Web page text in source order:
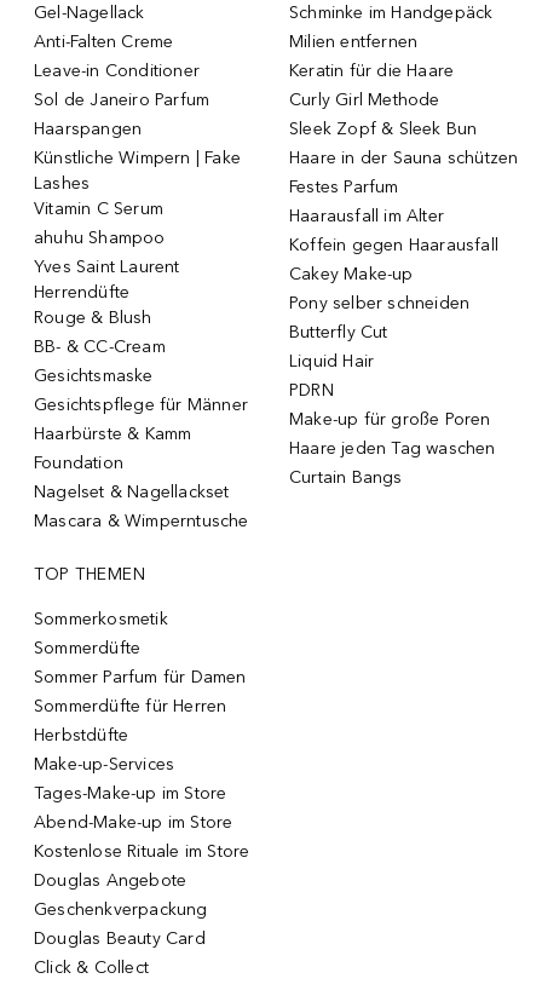
Gel-Nagellack
Anti-Falten Creme
Leave-in Conditioner
Sol de Janeiro Parfum
Haarspangen
Künstliche Wimpern | Fake
Lashes
Vitamin C Serum
ahuhu Shampoo
Yves Saint Laurent
Herrendüfte
Rouge & Blush
BB- & CC-Cream
Gesichtsmaske
Gesichtspflege für Männer
Haarbürste & Kamm
Foundation
Nagelset & Nagellackset
Mascara & Wimperntusche
Schminke im Handgepäck
Milien entfernen
Keratin für die Haare
Curly Girl Methode
Sleek Zopf & Sleek Bun
Haare in der Sauna schützen
Festes Parfum
Haarausfall im Alter
Koffein gegen Haarausfall
Cakey Make-up
Pony selber schneiden
Butterfly Cut
Liquid Hair
PDRN
Make-up für große Poren
Haare jeden Tag waschen
Curtain Bangs
TOP THEMEN
Sommerkosmetik
Sommerdüfte
Sommer Parfum für Damen
Sommerdüfte für Herren
Herbstdüfte
Make-up-Services
Tages-Make-up im Store
Abend-Make-up im Store
Kostenlose Rituale im Store
Douglas Angebote
Geschenkverpackung
Douglas Beauty Card
Click & Collect